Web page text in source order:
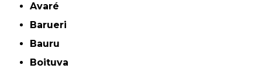
Avaré
Barueri
Bauru
Boituva